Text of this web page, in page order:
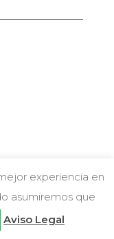
con nosotros
experiencia en
asumiremos que
Aviso Legal